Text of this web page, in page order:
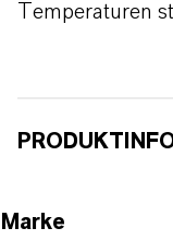
Temperaturen
Marke